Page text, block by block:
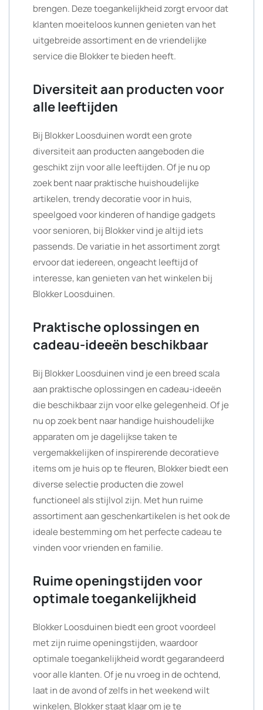
brengen. Deze toegankelijkheid zorgt ervoor dat
klanten moeiteloos kunnen genieten van het
uitgebreide assortiment en de vriendelijke
service die Blokker te bieden heeft.
Diversiteit aan producten voor
alle leeftijden
Bij Blokker Loosduinen wordt een grote
diversiteit aan producten aangeboden die
geschikt zijn voor alle leeftijden. Of je nu op
zoek bent naar praktische huishoudelijke
artikelen, trendy decoratie voor in huis,
speelgoed voor kinderen of handige gadgets
voor senioren, bij Blokker vind je altijd iets
passends. De variatie in het assortiment zorgt
ervoor dat iedereen, ongeacht leeftijd of
interesse, kan genieten van het winkelen bij
Blokker Loosduinen.
Praktische oplossingen en
cadeau-ideeën beschikbaar
Bij Blokker Loosduinen vind je een breed scala
aan praktische oplossingen en cadeau-ideeën
die beschikbaar zijn voor elke gelegenheid. Of je
nu op zoek bent naar handige huishoudelijke
apparaten om je dagelijkse taken te
vergemakkelijken of inspirerende decoratieve
items om je huis op te fleuren, Blokker biedt een
diverse selectie producten die zowel
functioneel als stijlvol zijn. Met hun ruime
assortiment aan geschenkartikelen is het ook de
ideale bestemming om het perfecte cadeau te
vinden voor vrienden en familie.
Ruime openingstijden voor
optimale toegankelijkheid
Blokker Loosduinen biedt een groot voordeel
met zijn ruime openingstijden, waardoor
optimale toegankelijkheid wordt gegarandeerd
voor alle klanten. Of je nu vroeg in de ochtend,
laat in de avond of zelfs in het weekend wilt
winkelen, Blokker staat klaar om je te